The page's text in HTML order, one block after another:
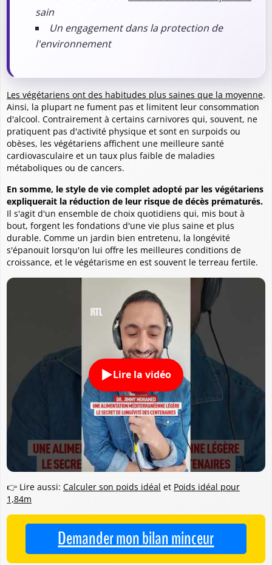
sain
Un engagement dans la protection de
l'environnement
Les végétariens ont des habitudes plus saines que la moyenne.
Ainsi, la plupart ne fument pas et limitent leur consommation
d'alcool. Contrairement à certains carnivores qui, souvent, ne
pratiquent pas d'activité physique et sont en surpoids ou
obèses, les végétariens affichent une meilleure santé
cardiovasculaire et un taux plus faible de maladies
métaboliques ou de cancers.
En somme, le style de vie complet adopté par les végétariens
expliquerait la réduction de leur risque de décès prématurés.
Il s'agit d'un ensemble de choix quotidiens qui, mis bout à
bout, forgent les fondations d'une vie plus saine et plus
durable. Comme un jardin bien entretenu, la longévité
s'épanouit lorsqu'on lui offre les meilleures conditions de
croissance, et le végétarisme en est souvent le terreau fertile.
Lire la vidéo
👉 Lire aussi: Calculer son poids idéal et Poids idéal pour
1,84m
Demander mon bilan minceur